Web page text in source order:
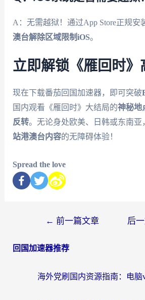
A：无需越狱！通过App Store正规安
澳台解除区域限制iOS。
立即解锁《雁回时》
现在下载番茄回国加速器，即可突破
国内观看《雁回时》大结局的神秘地
反转。无论身处欧美、日韩或东南亚
站港澳台内容的无障碍体验！
Spread the love
← 前一篇文章 后
回国加速器推荐